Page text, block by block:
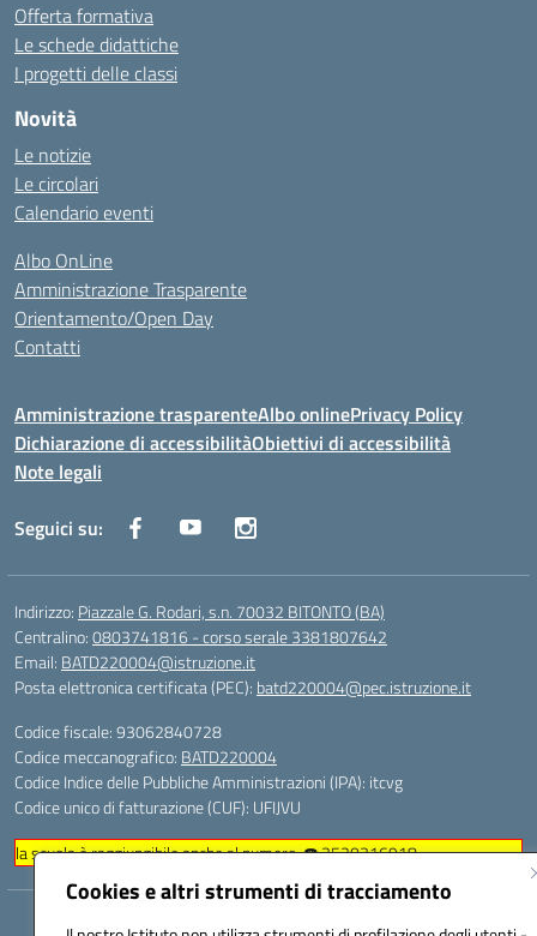
Cookies e altri strumenti di tracciamento
Offerta formativa
Le schede didattiche
I progetti delle classi
Novità
Le notizie
Le circolari
Calendario eventi
Albo OnLine
Amministrazione Trasparente
Orientamento/Open Day
Contatti
Amministrazione trasparenteAlbo onlinePrivacy Policy
Dichiarazione di accessibilitàObiettivi di accessibilità
Note legali
Seguici su:
Indirizzo: Piazzale G. Rodari, s.n. 70032 BITONTO (BA)
Centralino:0803741816 - corso serale 3381807642
Email: BATD220004@istruzione.it
Posta elettronica certificata (PEC): batd220004@pec.istruzione.it
Codice fiscale: 93062840728
Codice meccanografico: BATD220004
Codice Indice delle Pubbliche Amministrazioni (IPA): itcvg
Codice unico di fatturazione (CUF): UFIJVU
la scuola è raggiungibile anche al numero: ☎️ 3520316918
Hosting & Powered by 3D Solution S.r.l.